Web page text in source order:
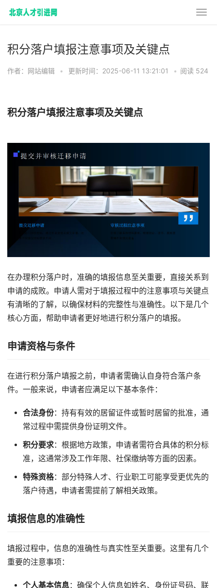
积分落户填报注意事项及关键点
作者：网站编辑 • 更新时间：2025-06-11 13:21:01 • 阅读 524
积分落户填报注意事项及关键点
在办理积分落户时，准确的填报信息至关重要，直接关系到
申请的成败。申请人需对于填报过程中的注意事项与关键点
有清晰的了解，以确保材料的完整性与准确性。以下是几个
核心方面，帮助申请者更好地进行积分落户的填报。
申请资格与条件
在进行积分落户填报之前，申请者需确认自身符合落户条
件。一般来说，申请者应满足以下基本条件：
合法身份：持有有效的居留证件或暂时居留的批准，通
常过程中需提供身份证明文件。
积分要求：根据地方政策，申请者需符合具体的积分标
准，这通常涉及工作年限、社保缴纳等方面的因素。
特殊资格：部分特殊人才、行业职工可能享受更优先的
落户待遇，申请者需提前了解相关政策。
填报信息的准确性
填报过程中，信息的准确性与真实性至关重要。这里有几个
重要的注意事项：
个人基本信息：确保个人信息如姓名、身份证号码、联